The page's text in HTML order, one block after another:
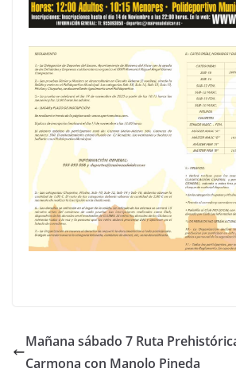
Mañana sábado 7 Ruta
Carmona con Manolo Pineda